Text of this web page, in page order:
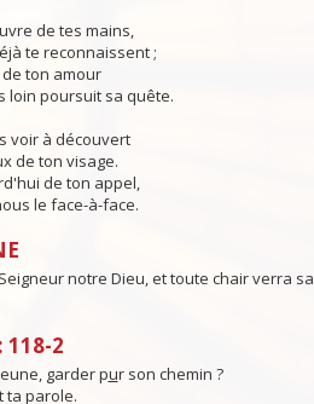
de tes mains,
te reconnaissent ;
ton amour
loin poursuit sa quête.
voir à découvert
de ton visage.
de ton appel,
le face-à-face.
notre Dieu, et toute chair verra sa
118-2
garder pur son chemin ?
ta parole.